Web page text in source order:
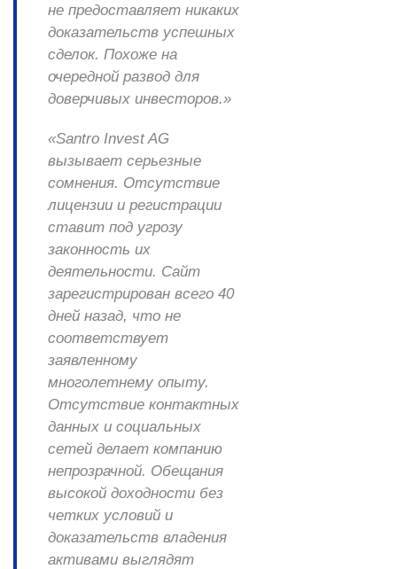
не предоставляет никаких
доказательств успешных
сделок. Похоже на
очередной развод для
доверчивых инвесторов.»
«Santro Invest AG
вызывает серьезные
сомнения. Отсутствие
лицензии и регистрации
ставит под угрозу
законность их
деятельности. Сайт
зарегистрирован всего 40
дней назад, что не
соответствует
заявленному
многолетнему опыту.
Отсутствие контактных
данных и социальных
сетей делает компанию
непрозрачной. Обещания
высокой доходности без
четких условий и
доказательств владения
активами выглядят